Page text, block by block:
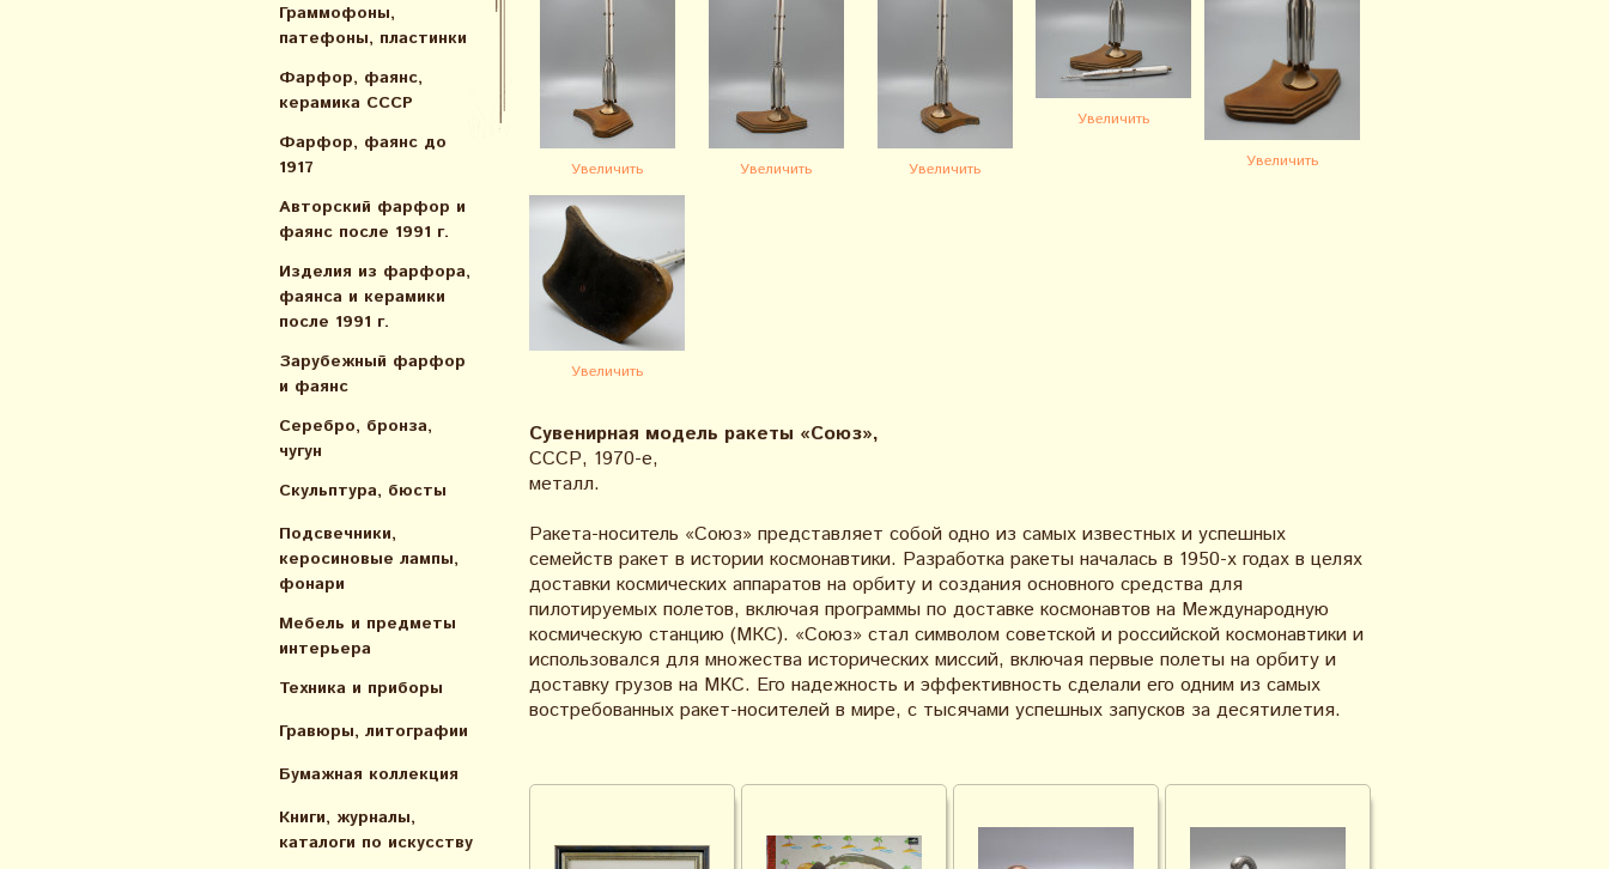
Граммофоны,
патефоны, пластинки
Фарфор, фаянс,
керамика СССР
Фарфор, фаянс до
1917
Авторский фарфор и
фаянс после 1991 г.
Изделия из фарфора,
фаянса и керамики
после 1991 г.
Зарубежный фарфор
и фаянс
Серебро, бронза,
чугун
Скульптура, бюсты
Подсвечники,
керосиновые лампы,
фонари
Мебель и предметы
интерьера
Техника и приборы
Гравюры, литографии
Бумажная коллекция
Книги, журналы,
каталоги по искусcтву
Увеличить Увеличить Увеличить
Увеличить
Увеличить
Увеличить
Сувенирная модель ракеты «Союз»,
СССР, 1970-е,
металл.
Ракета-носитель «Союз» представляет собой одно из самых известных и успешных
семейств ракет в истории космонавтики. Разработка ракеты началась в 1950-х годах в целях
доставки космических аппаратов на орбиту и создания основного средства для
пилотируемых полетов, включая программы по доставке космонавтов на Международную
космическую станцию (МКС). «Союз» стал символом советской и российской космонавтики и
использовался для множества исторических миссий, включая первые полеты на орбиту и
доставку грузов на МКС. Его надежность и эффективность сделали его одним из самых
востребованных ракет-носителей в мире, с тысячами успешных запусков за десятилетия.